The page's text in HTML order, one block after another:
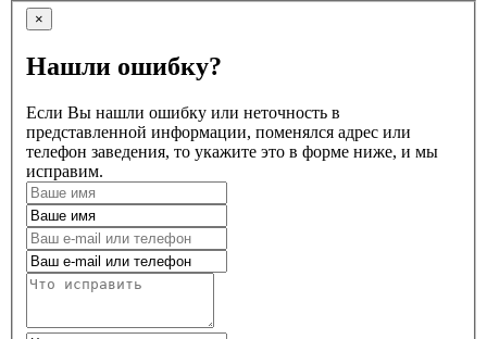
×
Нашли ошибку?
Если Вы нашли ошибку или неточность в
представленной информации, поменялся адрес или
телефон заведения, то укажите это в форме ниже, и мы
исправим.